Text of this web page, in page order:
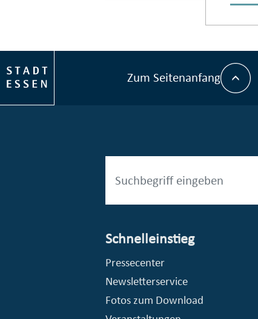
Zum Seitenanfang
Schnelleinstieg
Pressecenter
Newsletterservice
Fotos zum Download
© Stadt Essen, Presse- und Kommunikationsamt